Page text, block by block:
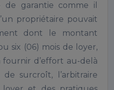
garantie comme il
propriétaire pouvait
dont le montant
six (06) mois de loyer,
d’effort au-delà
surcroît, l’arbitraire